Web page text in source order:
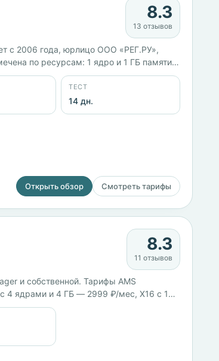
8.3
13 отзывов
с 2006 года, юрлицо ООО «РЕГ.РУ»,
по ресурсам: 1 ядро и 1 ГБ памяти
ТЕСТ
14 дн.
Открыть обзор Смотреть тарифы
8.3
11 отзывов
и собственной. Тарифы AMS
4 ядрами и 4 ГБ — 2999 ₽/мес, X16 с 10
uptime 99,82%.